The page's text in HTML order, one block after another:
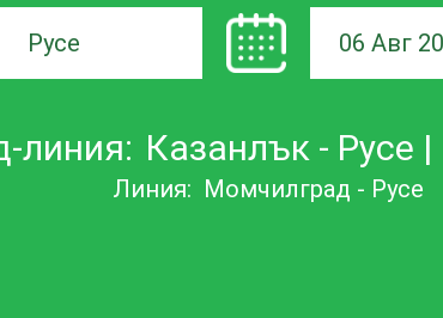
06 Авг
линия: Казанлък - Русе
Линия: Момчилград - Русе